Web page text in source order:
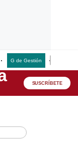
G de Gestión
SUSCRÍBETE